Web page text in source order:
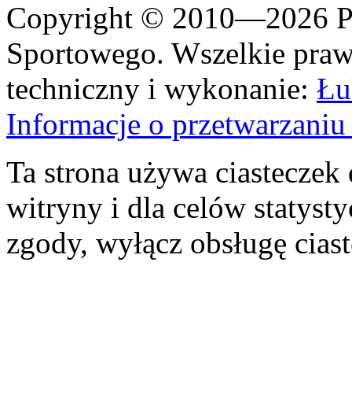
Copyright © 2010—2026
Sportowego. Wszelkie
techniczny i wykonanie:
Informacje o
Ta strona używa
witryny i dla celów
zgody, wyłącz obsługę